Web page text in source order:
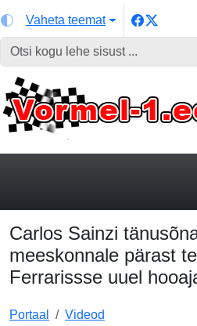
Vaheta teemat
Carlos Sainzi
meeskonnale pärast
Ferrarissse uuel
Portaal
Videod